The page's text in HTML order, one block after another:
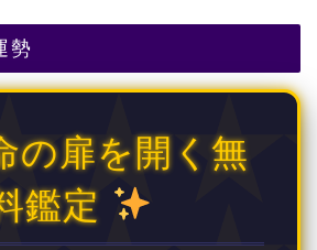
勢
の扉を開く無
鑑定